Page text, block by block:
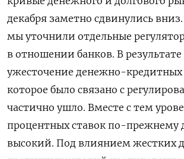
декабря заметно сдвинулись
мы уточнили отдельные
в отношении банков. В
ужесточение денежно-кредитных
которое было связано с
частично ушло. Вместе с тем
процентных ставок по-прежнему
высокий. Под влиянием жестких